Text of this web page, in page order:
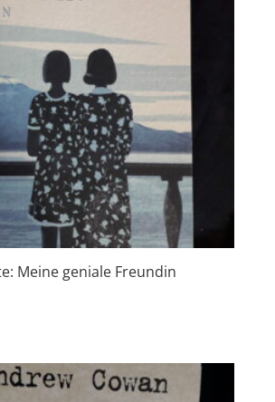
Meine geniale Freundin